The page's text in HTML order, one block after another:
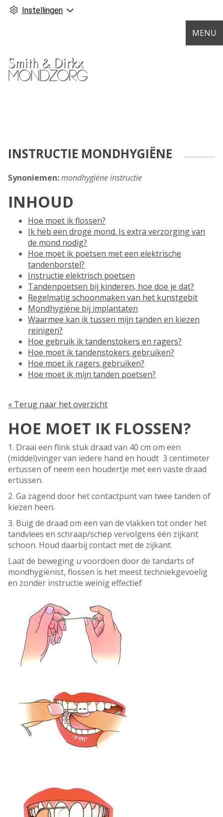
Instellingen
MENU
INSTRUCTIE MONDHYGIËNE
Synoniemen:mondhygiëne instructie
INHOUD
Hoe moet ik flossen?
Ik heb een droge mond. Is extra verzorging van
de mond nodig?
Hoe moet ik poetsen met een elektrische
tandenborstel?
Instructie elektrisch poetsen
Tandenpoetsen bij kinderen, hoe doe je dat?
Regelmatig schoonmaken van het kunstgebit
Mondhygiëne bij implantaten
Waarmee kan ik tussen mijn tanden en kiezen
reinigen?
Hoe gebruik ik tandenstokers en ragers?
Hoe moet ik tandenstokers gebruiken?
Hoe moet ik ragers gebruiken?
Hoe moet ik mijn tanden poetsen?
« Terug naar het overzicht
HOE MOET IK FLOSSEN?
1. Draai een flink stuk draad van 40 cm om een
(middel)vinger van iedere hand en houdt 3 centimeter
ertussen of neem een houdertje met een vaste draad
ertussen.
2. Ga zagend door het contactpunt van twee tanden of
kiezen heen.
3. Buig de draad om een van de vlakken tot onder het
tandvlees en schraap/schep vervolgens één zijkant
schoon. Houd daarbij contact met de zijkant.
Laat de beweging u voordoen door de tandarts of
mondhygiënist, flossen is het meest techniekgevoelig
en zonder instructie weinig effectief